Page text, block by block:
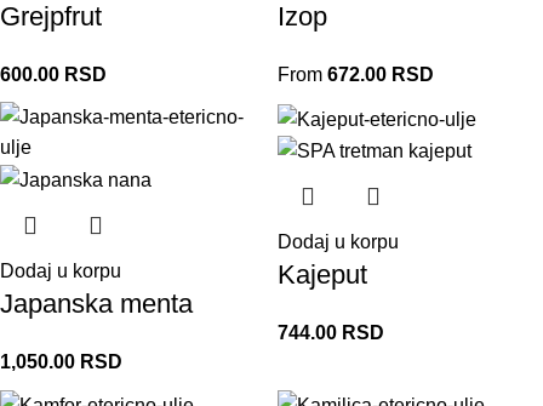
Grejpfrut
600.00 RSD
Izop
From 672.00 RSD
Dodaj u korpu
Japanska menta
1,050.00 RSD
Dodaj u korpu
Kajeput
744.00 RSD